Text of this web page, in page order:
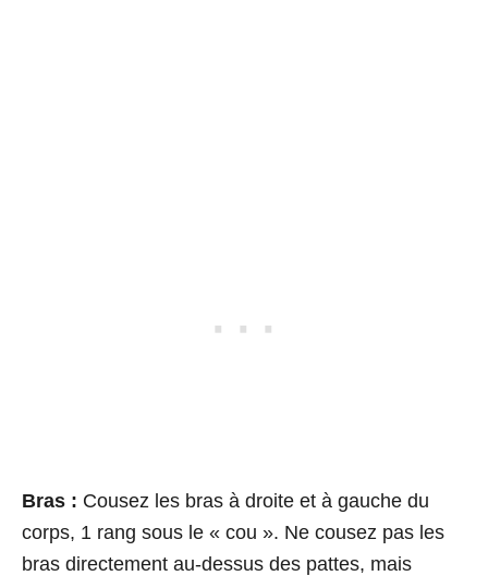
Bras : Cousez les bras à droite et à gauche du
corps, 1 rang sous le « cou ». Ne cousez pas les
bras directement au-dessus des pattes, mais